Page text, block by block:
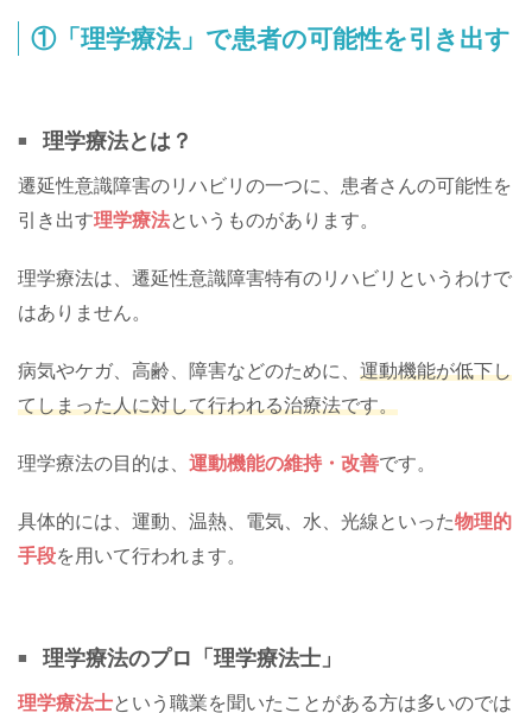
①「理学療法」で患者の可能性を引き出す
理学療法とは？
遷延性意識障害のリハビリの一つに、患者さんの可能性を
引き出す理学療法というものがあります。
理学療法は、遷延性意識障害特有のリハビリというわけで
はありません。
病気やケガ、高齢、障害などのために、 運動機能が低下し
てしまった人に対して行われる治療法です。
理学療法の目的は、 運動機能の維持・改善です。
具体的には、運動、温熱、電気、水、光線といった物理的
手段を用いて行われます。
理学療法のプロ「理学療法士」
理学療法士という職業を聞いたことがある方は多いのでは